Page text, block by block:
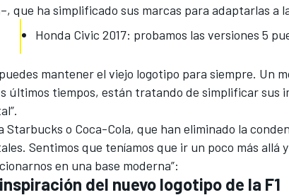
que ha simplificado sus marcas para adaptarlas a
Honda Civic 2017: probamos las versiones 5
mantener el viejo logotipo para siempre. Un
últimos tiempos, están tratando de simplificar sus
Starbucks o Coca-Cola, que han eliminado la
Sentimos que teníamos que ir un poco más allá
en una base moderna”:
del nuevo logotipo de la F1